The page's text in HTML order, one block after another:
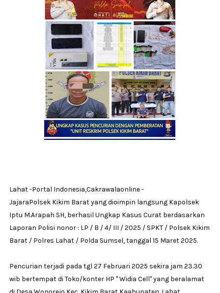
Lahat -Portal Indonesia,Cakrawalaonline -
JajaraPolsek Kikim Barat yang dioimpin langsung Kapolsek
Iptu M.Arapah SH, berhasil Ungkap Kasus Curat berdasarkan
Laporan Polisi nonor : LP / B / 4/ III / 2025 / SPKT / Polsek Kikim
Barat / Polres Lahat / Polda Sumsel, tanggal 15 Maret 2025.
Pencurian terjadi pada tgl 27 Februari 2025 sekira jam 23.30
wib bertempat di Toko/konter HP " Widia Cell" yang beralamat